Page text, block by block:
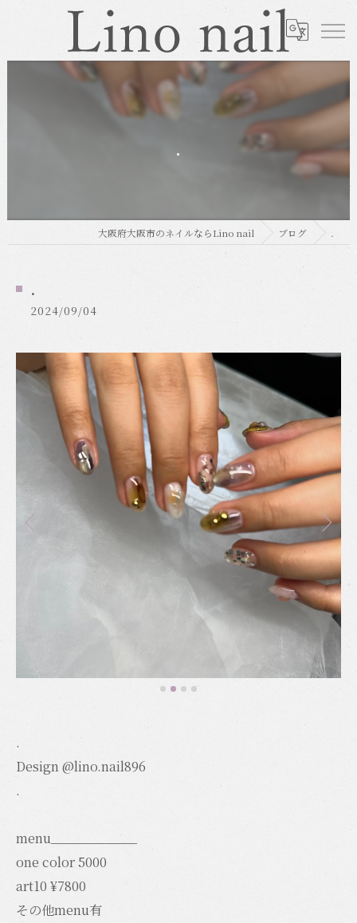
.
大阪府大阪市のネイルならLino nail ブログ .
.
2024/09/04
.
Design @lino.nail896
.
menu____________
one color 5000
art10 ¥7800
その他menu有